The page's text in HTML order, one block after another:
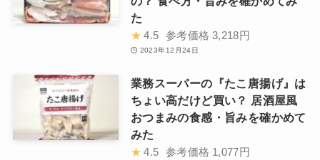
た
★ 4.5 参考価格 3,218円
2023年12月24日
業務スーパーの『たこ唐揚げ』は
ちょい高だけど買い？ 居酒屋風
おつまみの食感・旨みを確かめて
みた
★ 4.5 参考価格 1,077円